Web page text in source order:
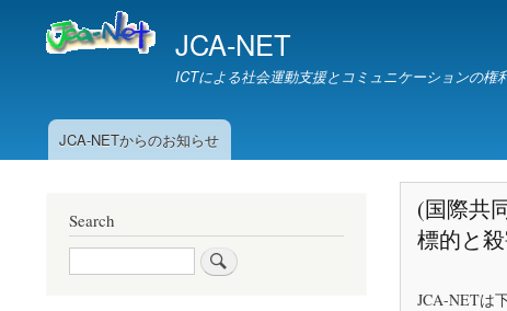
JCA-NET
ICTによる社会運動支援とコミュニケーションの権
JCA-NETからのお知らせ
(国際共
標的と
JCA-NETは
Search
Search